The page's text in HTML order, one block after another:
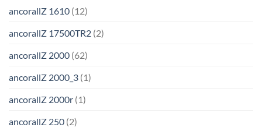
ancorallZ 1610 (12)
ancorallZ 17500TR2 (2)
ancorallZ 2000 (62)
ancorallZ 2000_3 (1)
ancorallZ 2000r (1)
ancorallZ 250 (2)